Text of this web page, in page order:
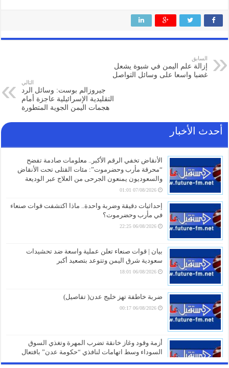
السابق
إزالة علم اليمن في شبوة يشعل
غضبا واسعا على وسائل التواصل
التالي
جيروزالم بوست: وسائل الرد
التقليدية الإسرائيلية عاجزة أمام
هجمات اليمن الجوية المتطورة
أحدث الأخبار
الأنقاض تخفي الرقم الأكبر.. معلومات صادمة تفضح
“محرقة مأرب وحضرموت”: مئات القتلى تحت الأنقاض
والسعوديون يمنعون الجرحى من العلاج عبر الوديعة
07/08/2026 01:01
إحداثيات دقيقة وضربة واحدة.. ماذا اكتشفت قوات صنعاء
في مأرب وحضرموت؟
06/08/2026 22:25
بيان | قوات صنعاء تعلن عملية واسعة ضد تحشيدات
سعودية شرق اليمن وتتوعد بتصعيد أكبر
06/08/2026 18:01
ضربة خاطفة تهز خليج عدن( تفاصيل)
06/08/2026 00:17
أزمة وقود وغاز خانقة تضرب المهرة وتغذي السوق
السوداء وسط اتهامات لنافذي “حكومة عدن” بافتعال
الأزمات